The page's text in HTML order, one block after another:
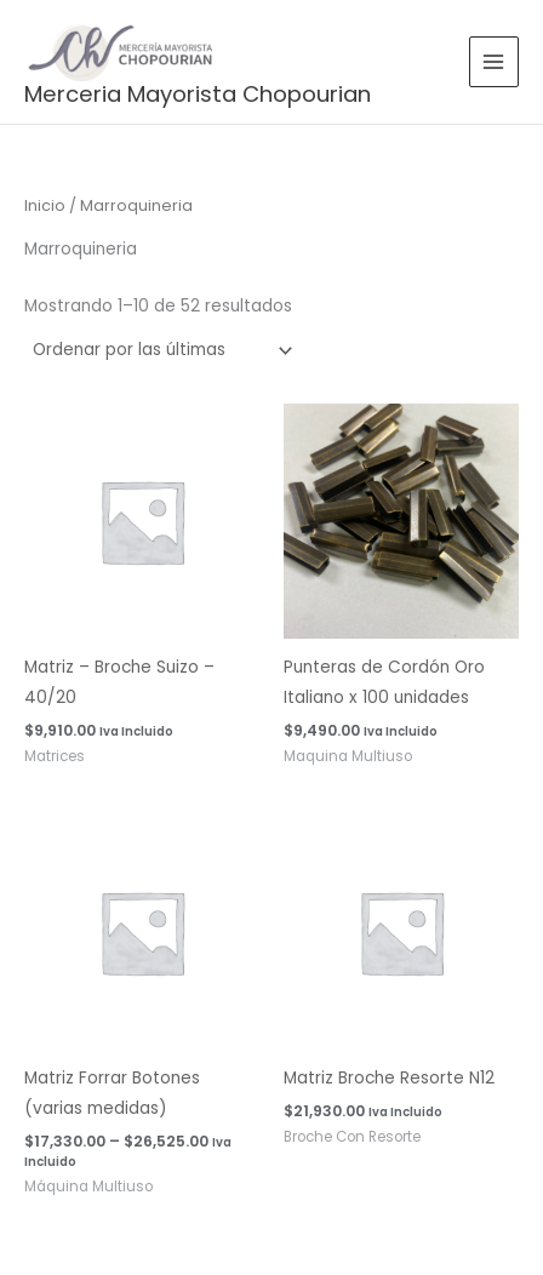
contenido
Merceria Mayorista Chopourian
Inicio / Marroquineria
Marroquineria
Mostrando 1–10 de 52 resultados
Matriz – Broche Suizo –
40/20
$9,910.00 Iva Incluido
Matrices
Punteras de Cordón Oro
Italiano x 100 unidades
$9,490.00 Iva Incluido
Maquina Multiuso
Matriz Forrar Botones
(varias medidas)
$17,330.00 – $26,525.00 Iva
Incluido
Máquina Multiuso
Matriz Broche Resorte N12
$21,930.00 Iva Incluido
Broche Con Resorte